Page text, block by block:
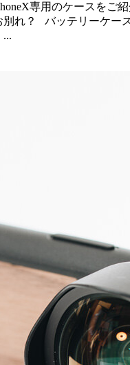
専用のケースをご
れ？ バッテリーケー
...